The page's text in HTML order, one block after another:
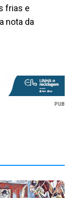
frias e
nota da
PUB